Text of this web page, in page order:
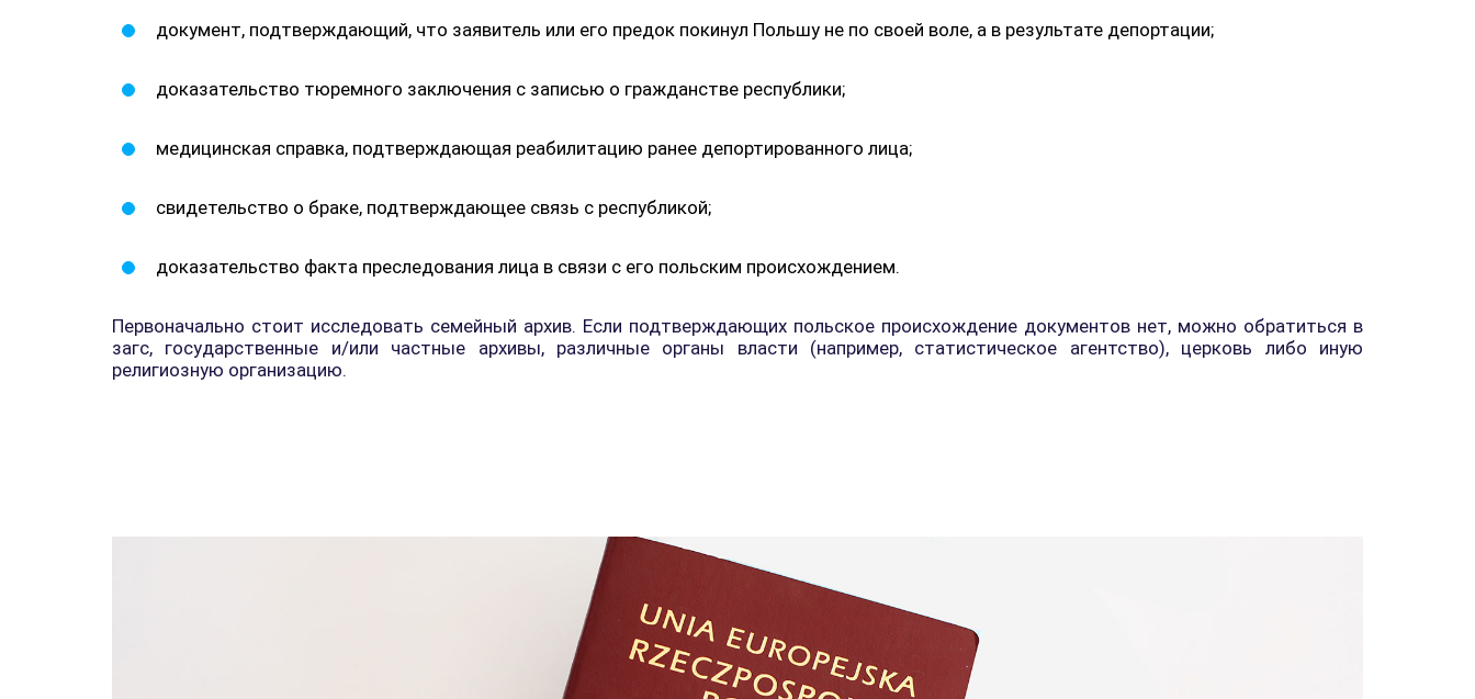
документ, подтверждающий, что заявитель или его предок покинул Польшу не по своей воле, а в результате депортации;
доказательство тюремного заключения с записью о гражданстве республики;
медицинская справка, подтверждающая реабилитацию ранее депортированного лица;
свидетельство о браке, подтверждающее связь с республикой;
доказательство факта преследования лица в связи с его польским происхождением.
Первоначально стоит исследовать семейный архив. Если подтверждающих польское происхождение документов нет, можно обратиться в
загс, государственные и/или частные архивы, различные органы власти (например, статистическое агентство), церковь либо иную
религиозную организацию.